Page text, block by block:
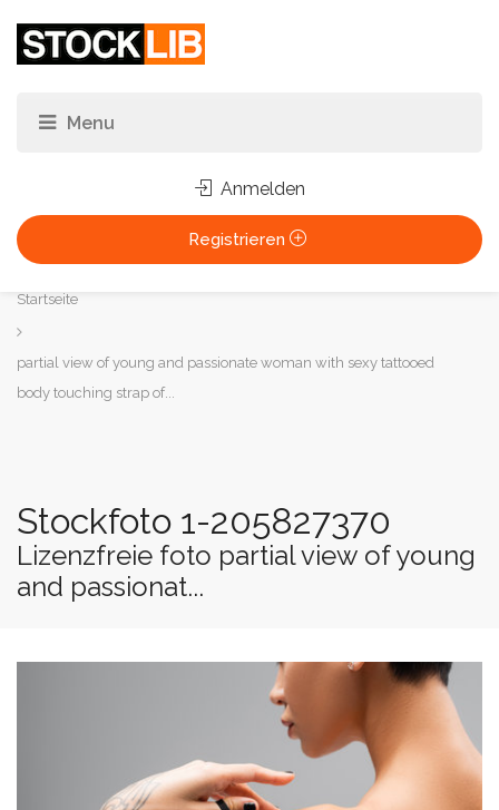
Anmelden
Registrieren
Sie
sind
hier:
Startseite
partial view of young and passionate woman with sexy tattooed
body touching strap of...
Stockfoto 1-205827370
Lizenzfreie foto partial view of young
and passionat...